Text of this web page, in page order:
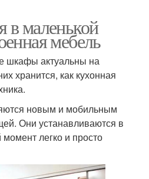
в маленькой
мебель
шкафы актуальны на
хранится, как кухонная
новым и мобильным
Они устанавливаются в
легко и просто